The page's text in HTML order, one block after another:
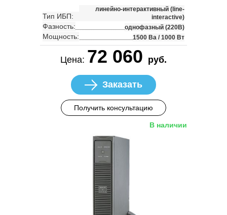
Тип ИБП:
линейно-интерактивный (line-
interactive)
Фазность: однофазный (220В)
Мощность: 1500 Ва / 1000 Вт
Цена: 72 060 руб.
Заказать
Получить консультацию
В наличии